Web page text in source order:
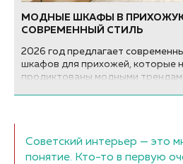
МОДНЫЕ ШКАФЫ В
СОВРЕМЕННЫЙ СТИЛЬ
2026 год предлагает
шкафов для прихожей, которые
продиктованы модными
Советский интерьер — это
понятие. Кто-то в первую